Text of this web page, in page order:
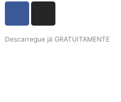
e
t
Descarregue já GRATUITAMENTE